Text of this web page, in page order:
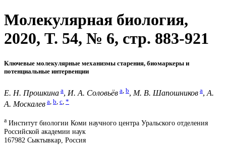
Молекулярная биология,
2020, T. 54, № 6, стр. 883-921
Ключевые молекулярные механизмы старения, биомаркеры и
потенциальные интервенции
Е. Н. Прошкина a, И. А. Соловьёв a b, М. В. Шапошников a, А.
А. Москалев a, b, c, *
a Институт биологии Коми научного центра Уральского отделения
Российской академии наук
167982 Сыктывкар, Россия